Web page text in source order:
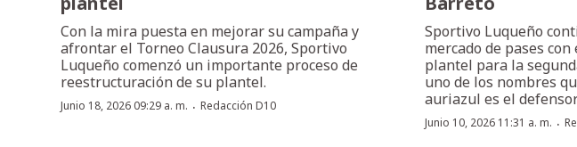
Con la mira puesta en mejorar su campaña y
afrontar el Torneo Clausura 2026, Sportivo
Luqueño comenzó un importante proceso de
reestructuración de su plantel.
Junio 18, 2026 09:29 a. m. · Redacción D10
Sportivo Luqueño
mercado de pases
plantel para la
uno de los nombres
auriazul es el
Junio 10, 2026 11:31 a. m. ·